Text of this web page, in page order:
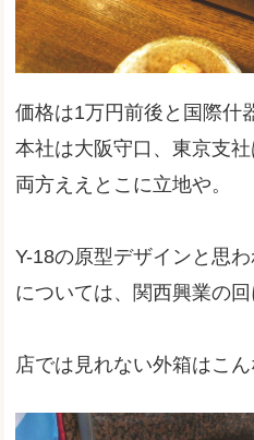
価格は1万円前後と国際什
本社は大阪守口、東京支社
両方ええとこに立地や。
Y-18の原型デザインと思
については、関西興業の回
店では見れない外箱はこん